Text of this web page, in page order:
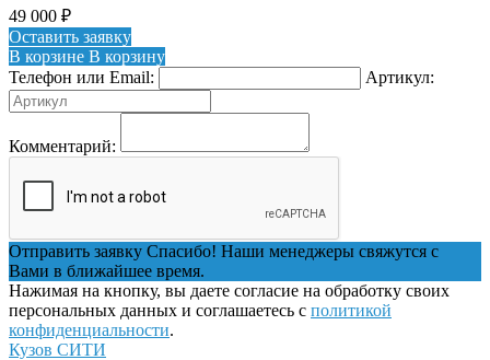
49 000 ₽
Оставить заявку
В корзине В корзину
Телефон или Email:
Артикул:
Комментарий:
Отправить заявку Спасибо! Наши менеджеры свяжутся с
Вами в ближайшее время.
Нажимая на кнопку, вы даете согласие на обработку своих
персональных данных и соглашаетесь с политикой
конфиденциальности.
Кузов СИТИ